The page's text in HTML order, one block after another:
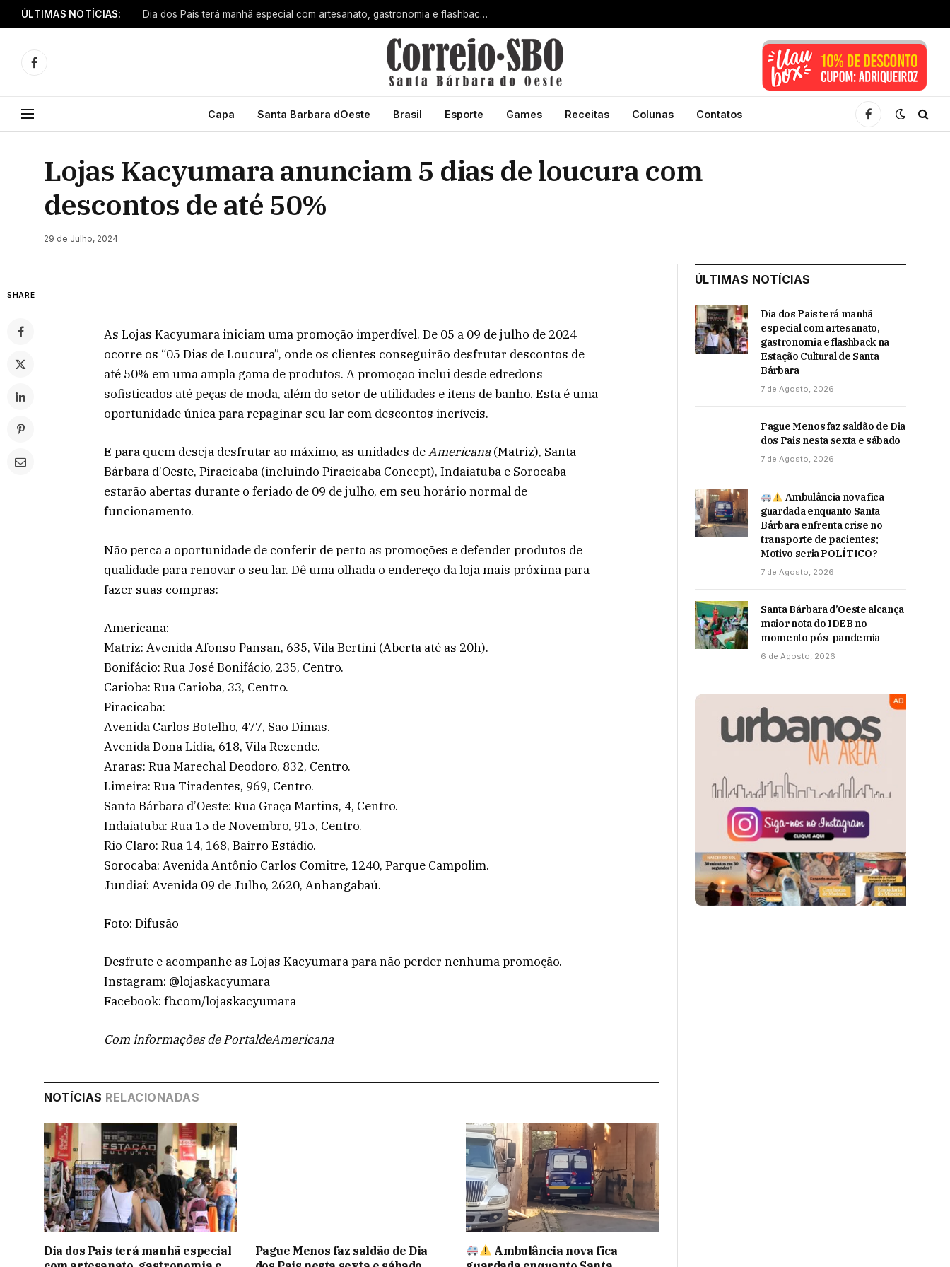
ÚLTIMAS NOTÍCIAS: Dia dos Pais terá manhã especial com artesanato, gastronomia e flashback na Estação Cultural de Santa Bárbara
Facebook
Capa Santa Barbara dOeste Brasil Esporte Games Receitas Colunas Contatos
Facebook
Lojas Kacyumara anunciam 5 dias de loucura com
descontos de até 50%
29 de Julho, 2024
SHARE
As Lojas Kacyumara iniciam uma promoção imperdível. De 05 a 09 de julho de 2024
ocorre os “05 Dias de Loucura”, onde os clientes conseguirão desfrutar descontos de
até 50% em uma ampla gama de produtos. A promoção inclui desde edredons
sofisticados até peças de moda, além do setor de utilidades e itens de banho. Esta é uma
oportunidade única para repaginar seu lar com descontos incríveis.
E para quem deseja desfrutar ao máximo, as unidades deAmericana (Matriz), Santa
Bárbara d’Oeste, Piracicaba (incluindo Piracicaba Concept), Indaiatuba e Sorocaba
estarão abertas durante o feriado de 09 de julho, em seu horário normal de
funcionamento.
Não perca a oportunidade de conferir de perto as promoções e defender produtos de
qualidade para renovar o seu lar. Dê uma olhada o endereço da loja mais próxima para
fazer suas compras:
Americana:
Matriz: Avenida Afonso Pansan, 635, Vila Bertini (Aberta até as 20h).
Bonifácio: Rua José Bonifácio, 235, Centro.
Carioba: Rua Carioba, 33, Centro.
Piracicaba:
Avenida Carlos Botelho, 477, São Dimas.
Avenida Dona Lídia, 618, Vila Rezende.
Araras: Rua Marechal Deodoro, 832, Centro.
Limeira: Rua Tiradentes, 969, Centro.
Santa Bárbara d’Oeste: Rua Graça Martins, 4, Centro.
Indaiatuba: Rua 15 de Novembro, 915, Centro.
Rio Claro: Rua 14, 168, Bairro Estádio.
Sorocaba: Avenida Antônio Carlos Comitre, 1240, Parque Campolim.
Jundiaí: Avenida 09 de Julho, 2620, Anhangabaú.
Foto: Difusão
Desfrute e acompanhe as Lojas Kacyumara para não perder nenhuma promoção.
Instagram: @lojaskacyumara
Facebook: fb.com/lojaskacyumara
Com informações de PortaldeAmericana
NOTÍCIAS RELACIONADAS
Dia dos Pais terá manhã especial
Pague Menos faz saldão de Dia
Ambulância nova fica
ÚLTIMAS NOTÍCIAS
Dia dos Pais terá manhã
especial com artesanato,
gastronomia e flashback na
Estação Cultural de Santa
Bárbara
7 de Agosto, 2026
Pague Menos faz saldão de Dia
dos Pais nesta sexta e sábado
7 de Agosto, 2026
Ambulância nova fica
guardada enquanto Santa
Bárbara enfrenta crise no
transporte de pacientes;
Motivo seria POLÍTICO?
7 de Agosto, 2026
Santa Bárbara d’Oeste alcança
maior nota do IDEB no
momento pós-pandemia
6 de Agosto, 2026